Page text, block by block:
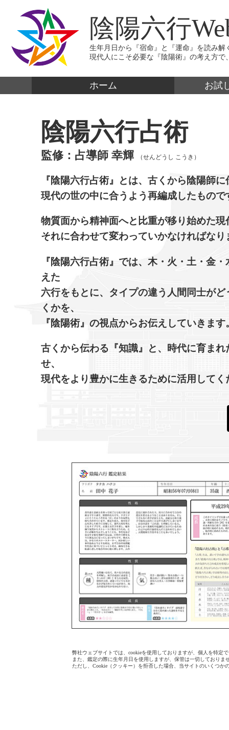
陰陽六行
生年月日から『宿命』と『運命』を読み解
現代人にこそ必要な『陰陽術』の考え方で
ホーム お試
陰陽六行占術
監修：占導師 幸輝 （せんどうし こうき）
『陰陽六行占術』とは、古くから陰陽師
現代の世の中に合うよう再編成したもので
物質面から精神面へと比重が移り始めた
それに合わせて変わっていかなければなり
『陰陽六行占術』では、木・火・土・金
えた
六行をもとに、タイプの違う人間同士が
くかを、
『陰陽術』の視点からお伝えしていきます
古くから伝わる『知識』と、時代に育ま
せ、
現代をより豊かに生きるために活用してく
弊社ウェブサイトでは、cookieを使用しておりますが、個人を特定
また、鑑定の際に生年月日を使用しますが、保管は一切しており
ただし、Cookie（クッキー）を拒否した場合、当サイトのいくつ